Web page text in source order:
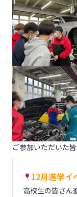
ご参加いただいた
12月進学イ
高校生の皆さん